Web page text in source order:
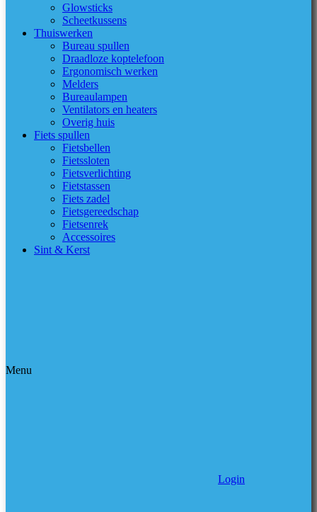
Glowsticks
Scheetkussens
Thuiswerken
Bureau spullen
Draadloze koptelefoon
Ergonomisch werken
Melders
Bureaulampen
Ventilators en heaters
Overig huis
Fiets spullen
Fietsbellen
Fietssloten
Fietsverlichting
Fietstassen
Fiets zadel
Fietsgereedschap
Fietsenrek
Accessoires
Sint & Kerst
Menu
Login